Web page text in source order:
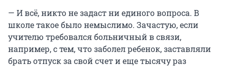
— И всё, никто не задаст ни единого вопроса. В
школе такое было немыслимо. Зачастую, если
учителю требовался больничный в связи,
например, с тем, что заболел ребенок, заставляли
брать отпуск за свой счет и еще тысячу раз